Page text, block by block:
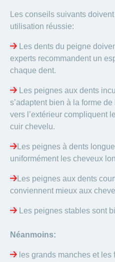
Les conseils suivants
utilisation réussie:
Les dents du peigne
experts recommandent un
chaque dent.
Les peignes aux dents
s’adaptent bien à la forme
vers l’extérieur compliquent
cuir chevelu.
Les peignes à dents
uniformément les cheveux
Les peignes aux dents
conviennent mieux aux
Les peignes stables sont
Néanmoins:
les grands manches et